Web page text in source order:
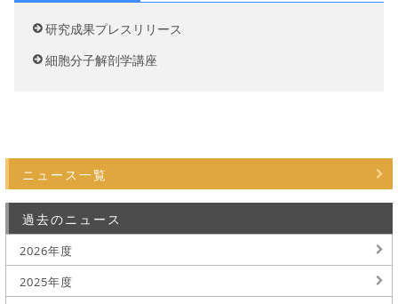
研究成果プレスリリース
細胞分子解剖学講座
ニュース一覧
過去のニュース
2026年度
2025年度